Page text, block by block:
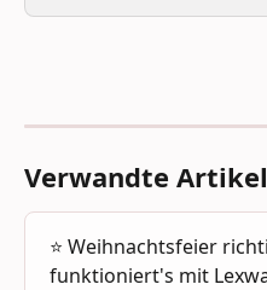
Verwandte Artikel
⭐ Weihnachtsfeier
funktioniert's mit